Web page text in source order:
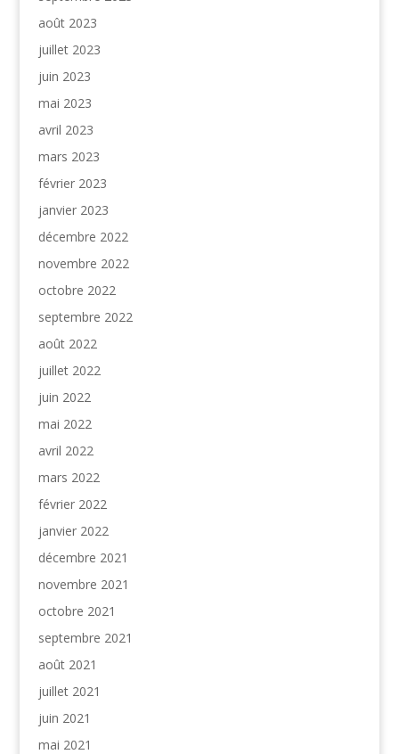
août 2023
juillet 2023
juin 2023
mai 2023
avril 2023
mars 2023
février 2023
janvier 2023
décembre 2022
novembre 2022
octobre 2022
septembre 2022
août 2022
juillet 2022
juin 2022
mai 2022
avril 2022
mars 2022
février 2022
janvier 2022
décembre 2021
novembre 2021
octobre 2021
septembre 2021
août 2021
juillet 2021
juin 2021
mai 2021